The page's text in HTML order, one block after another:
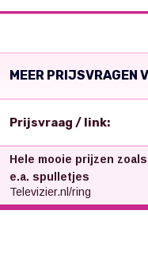
MEER PRIJSVRAGEN
Prijsvraag / link:
Hele mooie prijzen
e.a. spulletjes
Televizier.nl/ring